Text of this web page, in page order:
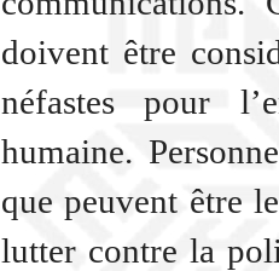
doivent être
néfastes pour
humaine.
que peuvent être
lutter contre la